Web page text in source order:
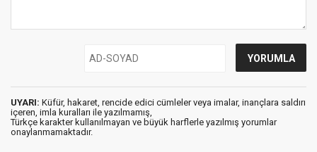
UYARI: Küfür, hakaret, rencide edici cümleler veya imalar, inançlara saldırı
içeren, imla kuralları ile yazılmamış,
Türkçe karakter kullanılmayan ve büyük harflerle yazılmış yorumlar
onaylanmamaktadır.